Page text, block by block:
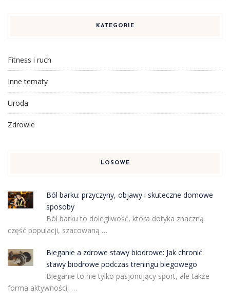
KATEGORIE
Fitness i ruch
Inne tematy
Uroda
Zdrowie
LOSOWE
Ból barku: przyczyny, objawy i skuteczne domowe
sposoby
Ból barku to dolegliwość, która dotyka znaczną
część populacji, szacowaną …
Bieganie a zdrowe stawy biodrowe: Jak chronić
stawy biodrowe podczas treningu biegowego
Bieganie to nie tylko pasjonujący sport, ale także
forma aktywności, …